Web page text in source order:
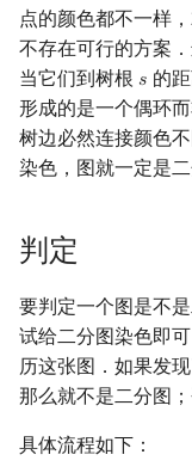
点的颜色都不一样
不存在可行的方案
当它们到树根 𝑠
s 的
形成的是一个偶环
树边必然连接颜色
染色，图就一定是二
判定
要判定一个图是不
试给二分图染色即
历这张图．如果发
那么就不是二分图
具体流程如下：